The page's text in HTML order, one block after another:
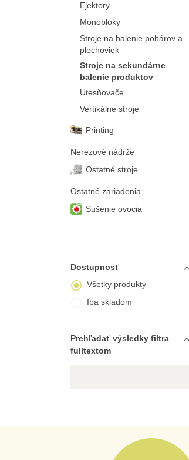
Ejektory
Monobloky
Stroje na balenie pohárov a
plechoviek
Stroje na sekundárne
balenie produktov
Utesňovače
Vertikálne stroje
Printing
Nerezové nádrže
Ostatné stroje
Ostatné zariadenia
Sušenie ovocia
Dostupnosť
Všetky produkty
Iba skladom
Prehľadať výsledky filtra
fulltextom